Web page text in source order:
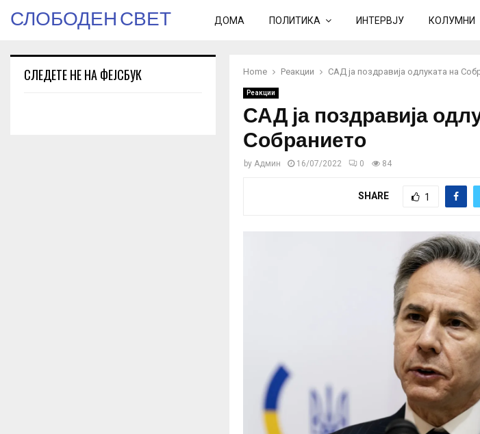
СЛОБОДЕН СВЕТ ДОМА ПОЛИТИКА ИНТЕРВЈУ КОЛУМНИ
Home Реакции САД ја поздравија одлуката на
Реакции
САД ја поздравија
Собранието
by Админ 16/07/2022 0 84
SHARE 1
СЛЕДЕТЕ НЕ НА ФЕЈСБУК